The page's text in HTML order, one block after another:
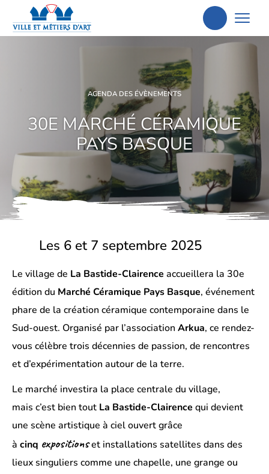
Aller
à
AGENDA DES ÉVÈNEMENTS
30E MARCHÉ CÉRAMIQUE
PAYS BASQUE
Les 6 et 7 septembre 2025
Le village de La Bastide-Clairence accueillera la 30e
édition du Marché Céramique Pays Basque, événement
phare de la création céramique contemporaine dans le
Sud-ouest. Organisé par l’association Arkua, ce rendez-
vous célèbre trois décennies de passion, de rencontres
et d’expérimentation autour de la terre.
Le marché investira la place centrale du village,
mais c’est bien tout La Bastide-Clairence qui devient
une scène artistique à ciel ouvert grâce
à cinq expositionset installations satellites dans des
lieux singuliers comme une chapelle, une grange ou